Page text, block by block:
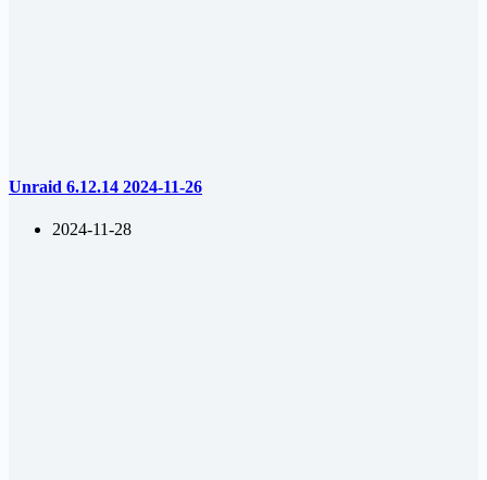
Unraid 6.12.14 2024-11-26
2024-11-28